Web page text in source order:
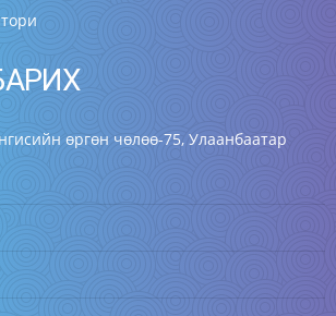
2020/10/13 Цааш унших
Өрхийн хүнсний аюулгүй байдал
өргөн чөлөө-75, Улаанбаатар